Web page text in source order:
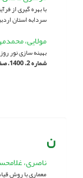
سردابه استان
مولایی،
بهینه سازی نور
شماره 2، 1400، صفحه 175-163]
ن
ناصری،
معماری با روش